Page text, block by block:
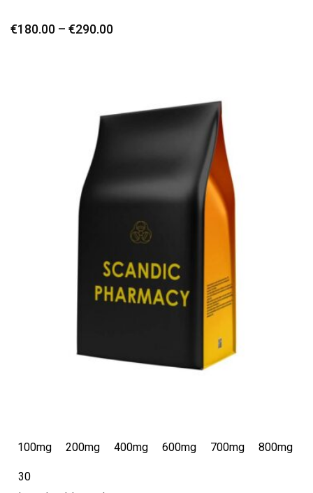
€180.00 – €290.00
100mg 200mg 400mg 600mg 700mg 800mg
30